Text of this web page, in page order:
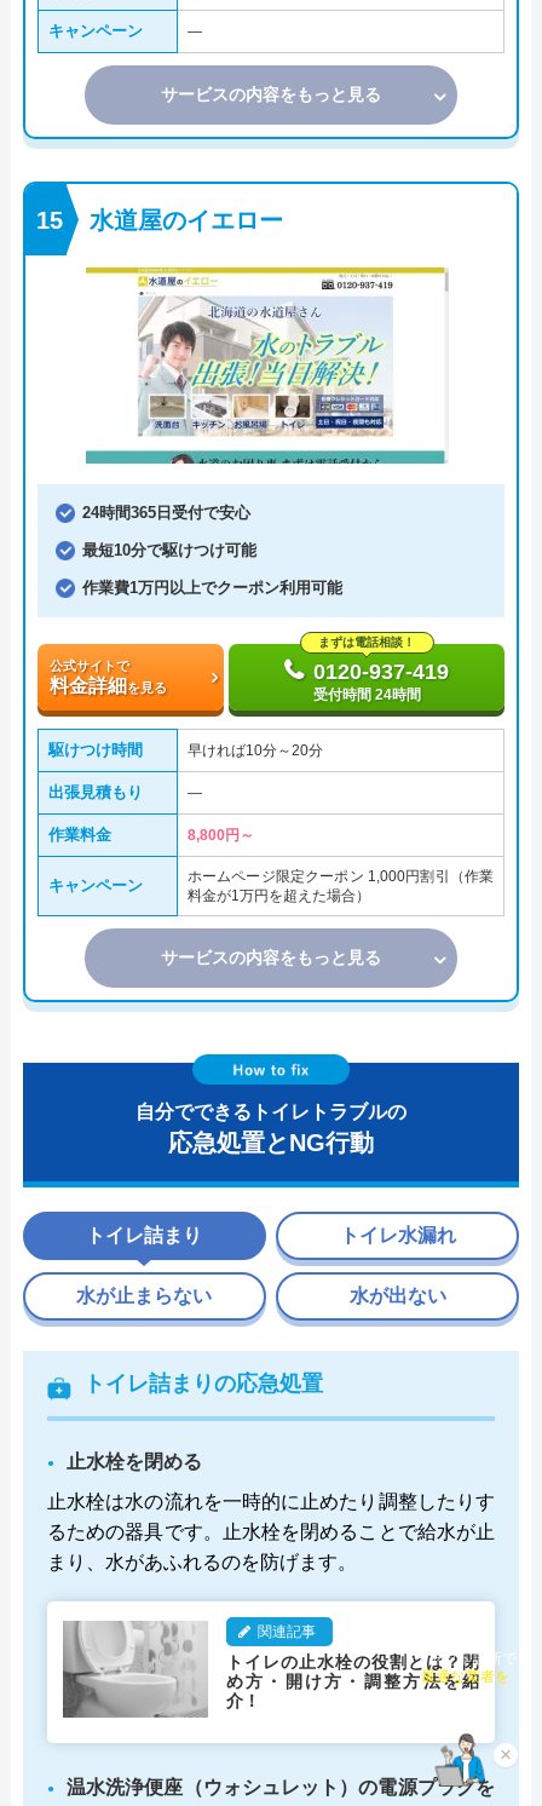
キャンペーン ―
サービスの内容をもっと見る
水道屋のイエロー
24時間365日受付で安心
最短10分で駆けつけ可能
作業費1万円以上でクーポン利用可能
公式サイトで
料金詳細を見る
まずは電話相談！
0120-937-419
受付時間 24時間
駆けつけ時間 早ければ10分～20分
出張見積もり ―
作業料金 8,800円～
キャンペーン
ホームページ限定クーポン 1,000円割引（作業
料金が1万円を超えた場合）
サービスの内容をもっと見る
自分でできるトイレトラブルの
応急処置とNG行動
トイレ詰まり
トイレ詰まりの応急処置
止水栓を閉める
止水栓は水の流れを一時的に止めたり調整したりす
るための器具です。止水栓を閉めることで給水が止
まり、水があふれるのを防げます。
関連記事
トイレの止水栓の役割とは？閉
め方・開け方・調整方法を紹
介！
温水洗浄便座（ウォシュレット）の電源プラグを
トイレ水漏れ
水が止まらない 水が出ない
×
チャット診断で
最適な業者を